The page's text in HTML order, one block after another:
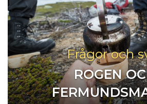
Frågor och
ROGEN